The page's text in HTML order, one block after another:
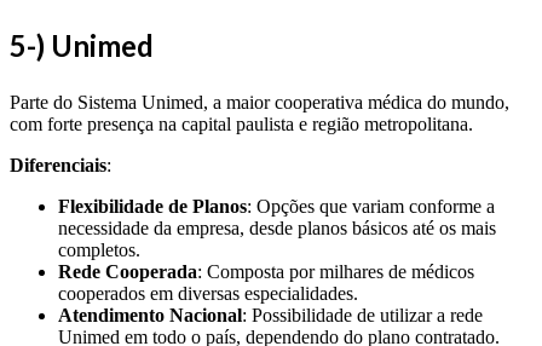
5-) Unimed
Parte do Sistema Unimed, a maior cooperativa médica do mundo,
com forte presença na capital paulista e região metropolitana.
Diferenciais:
Flexibilidade de Planos: Opções que variam conforme a
necessidade da empresa, desde planos básicos até os mais
completos.
Rede Cooperada: Composta por milhares de médicos
cooperados em diversas especialidades.
Atendimento Nacional: Possibilidade de utilizar a rede
Unimed em todo o país, dependendo do plano contratado.